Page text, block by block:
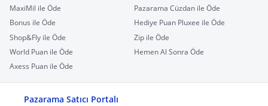
MaxiMil ile Öde
Pazarama Cüzdan ile Öde
Bonus ile Öde
Hediye Puan Pluxee ile Öde
Shop&Fly ile Öde
Zip ile Öde
World Puan ile Öde
Hemen Al Sonra Öde
Axess Puan ile Öde
Pazarama Satıcı Portalı